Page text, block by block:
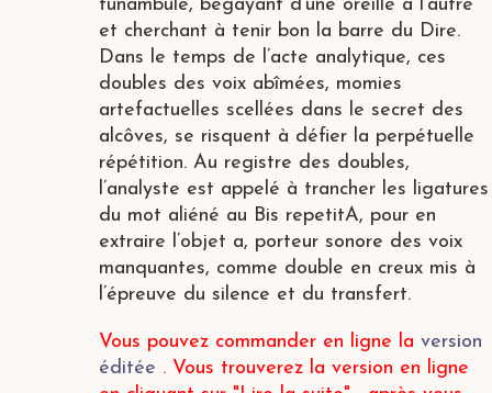
funambule, bégayant d’une oreille à l’autre
et cherchant à tenir bon la barre du Dire.
Dans le temps de l’acte analytique, ces
doubles des voix abîmées, momies
artefactuelles scellées dans le secret des
alcôves, se risquent à défier la perpétuelle
répétition. Au registre des doubles,
l’analyste est appelé à trancher les ligatures
du mot aliéné au Bis repetitA, pour en
extraire l’objet a, porteur sonore des voix
manquantes, comme double en creux mis à
l’épreuve du silence et du transfert.
Vous pouvez commander en ligne la version
éditée . Vous trouverez la version en ligne